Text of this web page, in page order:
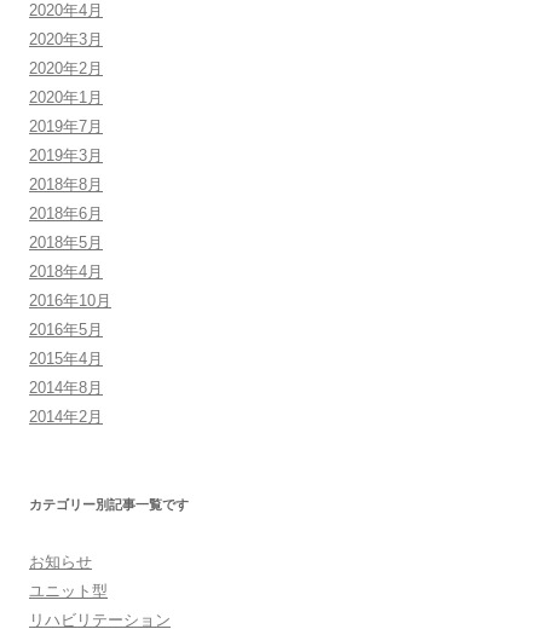
2020年4月
2020年3月
2020年2月
2020年1月
2019年7月
2019年3月
2018年8月
2018年6月
2018年5月
2018年4月
2016年10月
2016年5月
2015年4月
2014年8月
2014年2月
カテゴリー別記事一覧です
お知らせ
ユニット型
リハビリテーション